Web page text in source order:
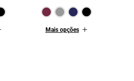
Verde EscuroMarinho
Preto Bordô
Mais opções